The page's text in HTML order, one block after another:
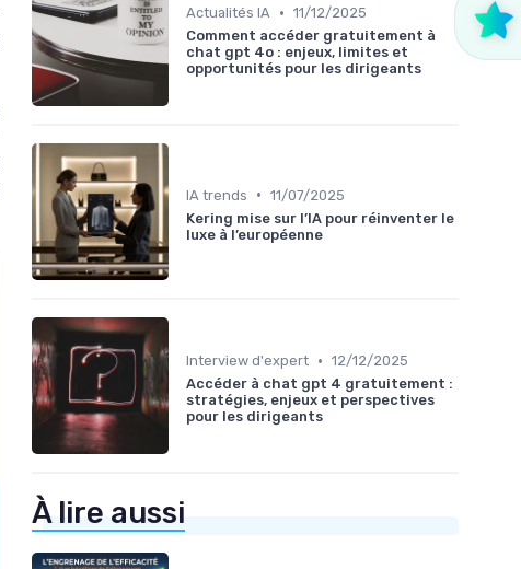
Actualités IA • 11/12/2025
Comment accéder gratuitement à
chat gpt 4o : enjeux, limites et
opportunités pour les dirigeants
IA trends • 11/07/2025
Kering mise sur l’IA pour réinventer le
luxe à l’européenne
Interview d'expert • 12/12/2025
Accéder à chat gpt 4 gratuitement :
stratégies, enjeux et perspectives
pour les dirigeants
À lire aussi